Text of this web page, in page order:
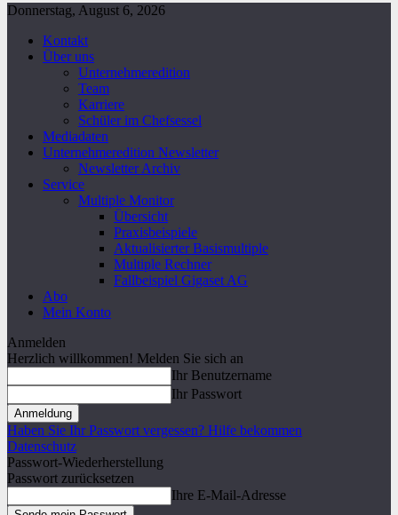
Donnerstag, August 6, 2026
Kontakt
Über uns
Unternehmeredition
Team
Karriere
Schüler im Chefsessel
Mediadaten
Unternehmeredition Newsletter
Newsletter Archiv
Service
Multiple Monitor
Übersicht
Praxisbeispiele
Aktualisierter Basismultiple
Multiple Rechner
Fallbeispiel Gigaset AG
Abo
Mein Konto
Anmelden
Herzlich willkommen! Melden Sie sich an
Ihr Benutzername
Ihr Passwort
Haben Sie Ihr Passwort vergessen? Hilfe bekommen
Datenschutz
Passwort-Wiederherstellung
Passwort zurücksetzen
Ihre E-Mail-Adresse